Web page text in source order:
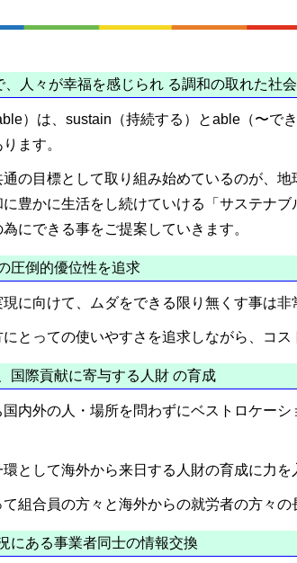
人々が幸福を感じられ る調和の取れた社
）は、sustain（持続する）とable（〜で
ます。
の目標として取り組み始めているのが、
豊かに生活をし続けていける「サステナ
にできる事をご提案していきます。
圧倒的優位性を追求
に向けて、ムダをできる限り無くす事は非
とっての使いやすさを追求しながら、コ
国際貢献に寄与する人財 の育成
内外の人・場所を問わずにベストロケー
として海外から来日する人財の育成に力
組合員の方々と海外からの就労者の方々の
にある事業者同士の情報交換